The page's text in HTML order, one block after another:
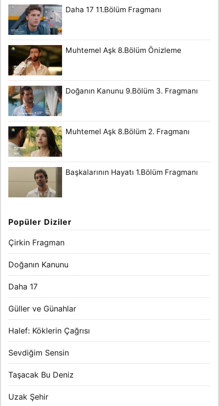
Daha 17 11.Bölüm Fragmanı
Muhtemel Aşk 8.Bölüm Önizleme
Doğanın Kanunu 9.Bölüm 3. Fragmanı
Muhtemel Aşk 8.Bölüm 2. Fragmanı
Başkalarının Hayatı 1.Bölüm Fragmanı
Popüler Diziler
Çirkin Fragman
Doğanın Kanunu
Daha 17
Güller ve Günahlar
Halef: Köklerin Çağrısı
Sevdiğim Sensin
Taşacak Bu Deniz
Uzak Şehir